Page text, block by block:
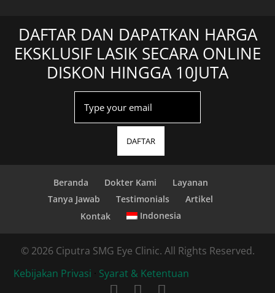
DAFTAR DAN DAPATKAN HARGA
EKSKLUSIF LASIK SECARA ONLINE
DISKON HINGGA 10JUTA
DAFTAR
Beranda Dokter Kami
Layanan
Tanya Jawab
Testimonials
Artikel
Kontak
Indonesia
© 2026 Ciputra SMG Eye Clinic. All Rights Reserved.
Kebijakan Privasi
Syarat & Ketentuan